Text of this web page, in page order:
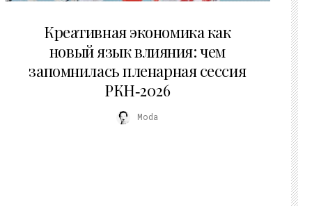
Креативная экономика как
новый язык влияния: чем
запомнилась пленарная сессия
РКН‑2026
Moda